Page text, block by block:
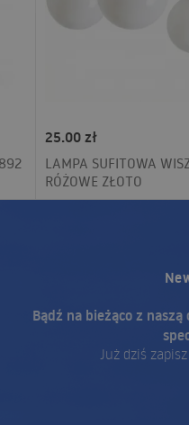
25.00 zł
LAMPA SUFITOWA
RÓŻOWE ZŁOTO
Bądź na bieżąco z
Już dziś